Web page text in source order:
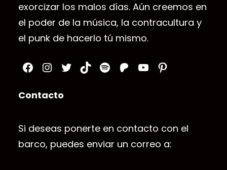
exorcizar los malos días. Aún creemos en
el poder de la música, la contracultura y
el punk de hacerlo tú mismo.
Facebook Instagram Twitter TikTok Spotify Patreon YouTube Pinterest
Contacto
Si deseas ponerte en contacto con el
barco, puedes enviar un correo a: